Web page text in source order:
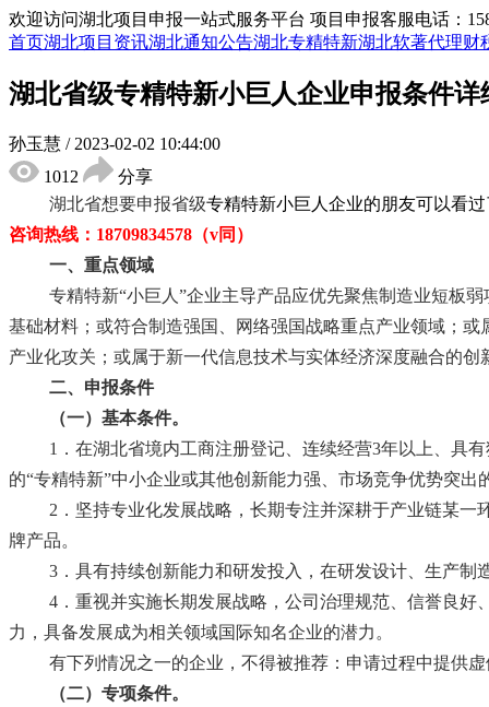
欢迎访问湖北项目申报一站式服务平台 项目申报客服电话：
首页湖北项目资讯湖北通知公告湖北专精特新湖北软著代理财
湖北省级专精特新小巨人企业申报条件详
孙玉慧 / 2023-02-02 10:44:00
1012
分享
湖北省想要申报省级专精特新小巨人企业的朋友可以看
咨询热线： 18709834578（v同）
一、重点领域
专精特新“小巨人”企业主导产品应优先聚焦制造业短板
基础材料；或符合制造强国、网络强国战略重点产业领域；
产业化攻关；或属于新一代信息技术与实体经济深度融合的
二、申报条件
（一）基本条件。
1．在湖北省境内工商注册登记、连续经营3年以上、具
的“专精特新”中小企业或其他创新能力强、市场竞争优势突出
2．坚持专业化发展战略，长期专注并深耕于产业链某
牌产品。
3．具有持续创新能力和研发投入，在研发设计、生产
4．重视并实施长期发展战略，公司治理规范、信誉良
力，具备发展成为相关领域国际知名企业的潜力。
有下列情况之一的企业，不得被推荐：申请过程中提供
（二）专项条件。